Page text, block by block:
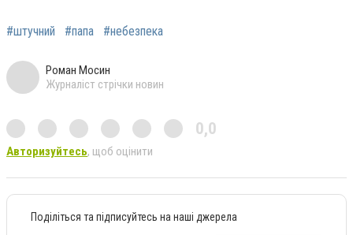
#штучний #папа #небезпека
Роман Мосин
Журналіст стрічки новин
0,0
Авторизуйтесь, щоб оцінити
Поділіться та підписуйтесь на наші джерела